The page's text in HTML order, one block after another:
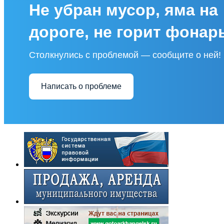
Не убран мусор, яма на
дороге, не горит
Столкнулись с проблемой — сообщите о ней!
Написать о проблеме